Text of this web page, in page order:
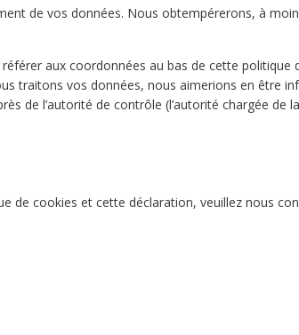
de vos données. Nous obtempérerons, à
aux coordonnées au bas de cette politique
traitons vos données, nous aimerions en être
de l’autorité de contrôle (l’autorité chargée de la
de cookies et cette déclaration, veuillez nous